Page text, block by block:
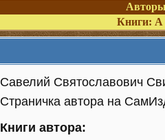
Книги: А
Савелий Святославович
Страничка автора на
Книги автора: